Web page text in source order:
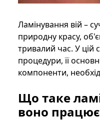
Ламінування вій –
природну красу,
тривалий час. У цій
процедури, її
компоненти,
Що таке
воно